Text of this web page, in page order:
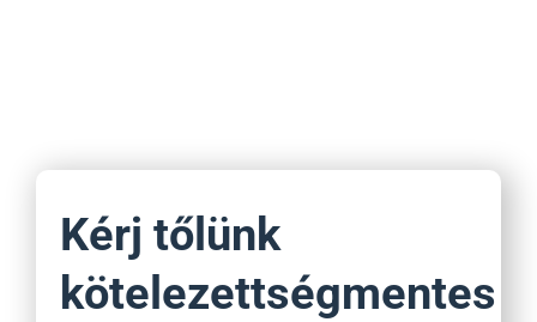
Kérj tőlünk
kötelezettségmentes